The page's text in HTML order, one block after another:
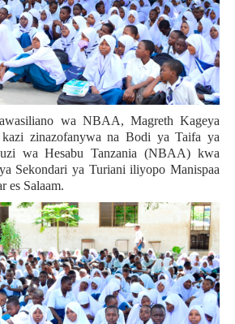
wa NBAA, Magreth Kageya
zinazofanywa na Bodi ya Taifa ya
wa Hesabu Tanzania (NBAA) kwa
Sekondari ya Turiani iliyopo Manispaa
es Salaam.